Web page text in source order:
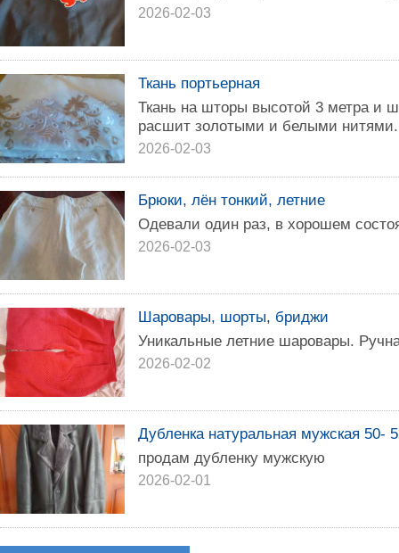
2026-02-03
Ткань портьерная
Ткань на шторы высотой 3 метра и
расшит золотыми и белыми нитями.
2026-02-03
Брюки, лён тонкий, летние
Одевали один раз, в хорошем
2026-02-03
Шаровары, шорты, бриджи
Уникальные летние шаровары.
2026-02-02
Дубленка натуральная мужская 50-
продам дубленку мужскую
2026-02-01